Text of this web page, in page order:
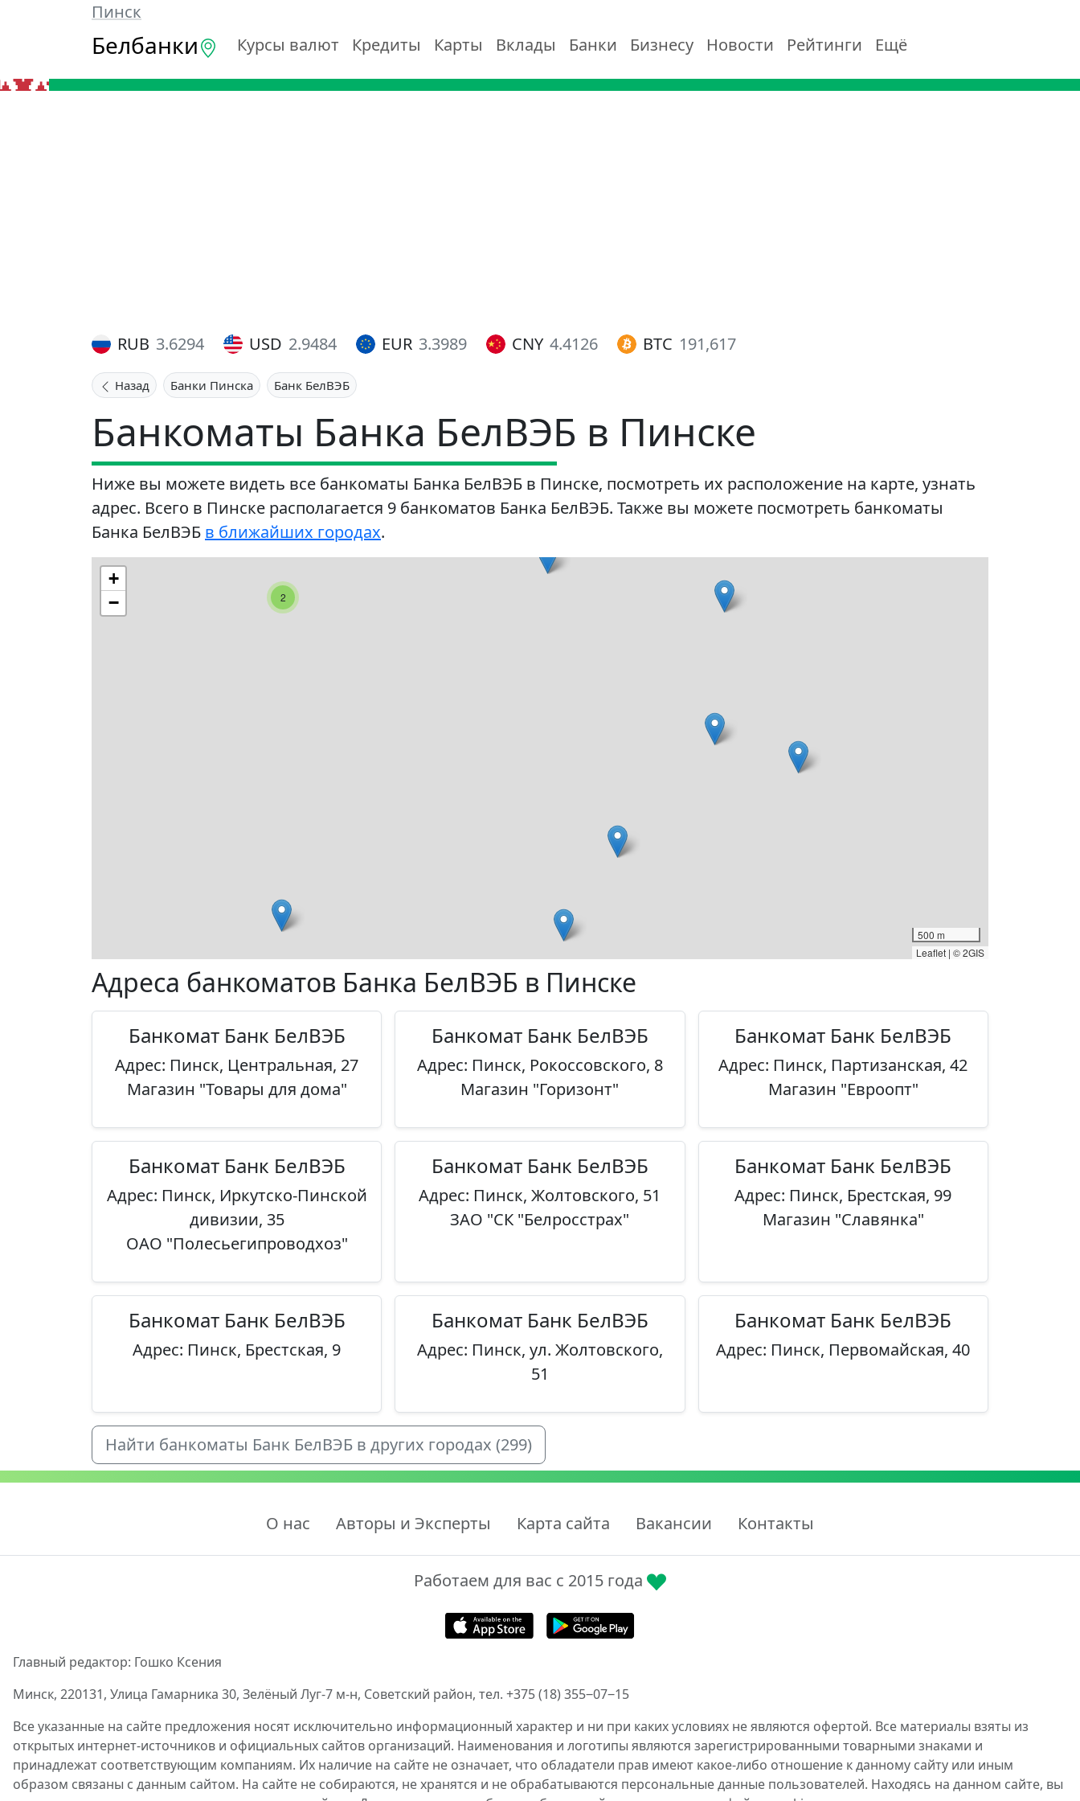
Пинск
Белбанки Курсы валют Кредиты Карты Вклады Банки Бизнесу Новости Рейтинги Ещё
RUB 3.6294 USD 2.9484 EUR 3.3989 CNY 4.4126 BTC 191,617
Назад Банки Пинска Банк БелВЭБ
Банкоматы Банка БелВЭБ в Пинске
Ниже вы можете видеть все банкоматы Банка БелВЭБ в Пинске, посмотреть их расположение на карте, узнать
адрес. Всего в Пинске располагается 9 банкоматов Банка БелВЭБ. Также вы можете посмотреть банкоматы
Банка БелВЭБ в ближайших городах.
2
+
−
500 m
Leaflet | © 2GIS
Адреса банкоматов Банка БелВЭБ в Пинске
Банкомат Банк БелВЭБ
Адрес: Пинск, Центральная, 27
Магазин "Товары для дома"
Банкомат Банк БелВЭБ
Адрес: Пинск, Рокоссовского, 8
Магазин "Горизонт"
Банкомат Банк БелВЭБ
Адрес: Пинск, Партизанская, 42
Магазин "Евроопт"
Банкомат Банк БелВЭБ
Адрес: Пинск, Иркутско-Пинской
дивизии, 35
ОАО "Полесьегипроводхоз"
Банкомат Банк БелВЭБ
Адрес: Пинск, Жолтовского, 51
ЗАО "СК "Белросстрах"
Банкомат Банк БелВЭБ
Адрес: Пинск, Брестская, 99
Магазин "Славянка"
Банкомат Банк БелВЭБ
Адрес: Пинск, Брестская, 9
Банкомат Банк БелВЭБ
Адрес: Пинск, ул. Жолтовского,
51
Банкомат Банк БелВЭБ
Адрес: Пинск, Первомайская, 40
Найти банкоматы Банк БелВЭБ в других городах (299)
О нас Авторы и Эксперты Карта сайта Вакансии Контакты
Работаем для вас с 2015 года
Главный редактор: Гошко Ксения
Минск, 220131, Улица Гамарника 30, Зелёный Луг-7 м-н, Советский район, тел. +375 (18) 355‒07‒15
Все указанные на сайте предложения носят исключительно информационный характер и ни при каких условиях не являются офертой. Все материалы взяты из
открытых интернет-источников и официальных сайтов организаций. Наименования и логотипы являются зарегистрированными товарными знаками и
принадлежат соответствующим компаниям. Их наличие на сайте не означает, что обладатели прав имеют какое-либо отношение к данному сайту или иным
образом связаны с данным сайтом. На сайте не собираются, не хранятся и не обрабатываются персональные данные пользователей. Находясь на данном сайте, вы